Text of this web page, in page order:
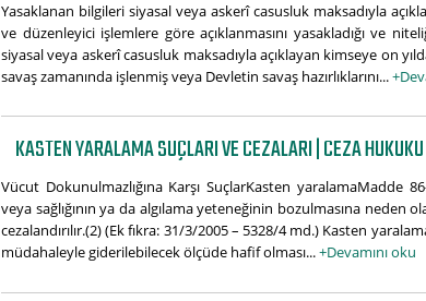
Yasaklanan bilgileri siyasal veya askerî casusluk maksadıyla
ve düzenleyici işlemlere göre açıklanmasını yasakladığı ve
siyasal veya askerî casusluk maksadıyla açıklayan kimseye on
savaş zamanında işlenmiş veya Devletin savaş hazırlıklarını...
KASTEN YARALAMA SUÇLARI VE CEZALARI | CEZA
Vücut Dokunulmazlığına Karşı SuçlarKasten yaralamaMadde
veya sağlığının ya da algılama yeteneğinin bozulmasına neden
cezalandırılır.(2) (Ek fıkra: 31/3/2005 – 5328/4 md.) Kasten
müdahaleyle giderilebilecek ölçüde hafif olması...+Devamını oku